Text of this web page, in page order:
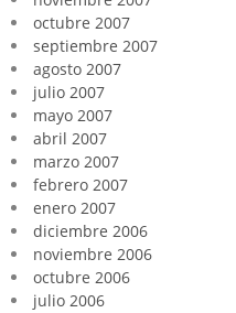
octubre 2007
septiembre 2007
agosto 2007
julio 2007
mayo 2007
abril 2007
marzo 2007
febrero 2007
enero 2007
diciembre 2006
noviembre 2006
octubre 2006
julio 2006